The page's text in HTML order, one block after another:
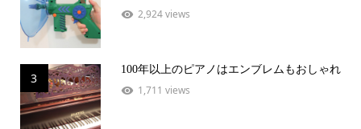
2,924 views
3
100年以上のピアノはエンブレムもおしゃれ
1,711 views